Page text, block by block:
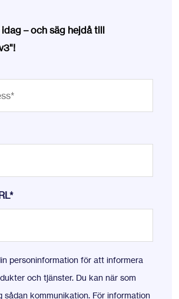
– och säg hejdå till
*
personinformation för att informera
och tjänster. Du kan när som
sådan kommunikation. För information